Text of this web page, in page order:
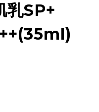
乳SP+